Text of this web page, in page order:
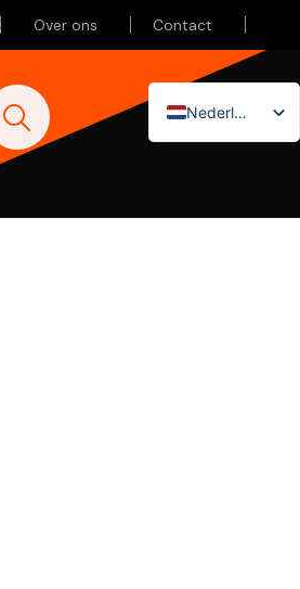
Over ons Contact
Nederlands
English (UK)